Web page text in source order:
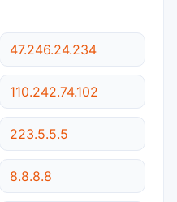
47.246.24.234
110.242.74.102
223.5.5.5
8.8.8.8